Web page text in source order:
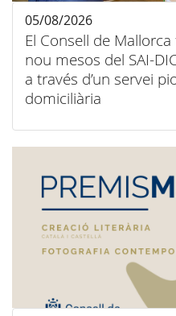
El Consell de
nou mesos del SAI-
a través d’un servei
domiciliària
05/08/2026